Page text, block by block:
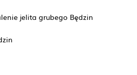
jelita grubego Będzin